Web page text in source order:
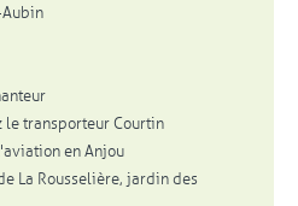
Aubin
le transporteur Courtin
en Anjou
La Rousselière, jardin des